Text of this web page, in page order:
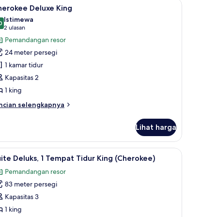
6 Deluxe King
dari 10
Istimewa
2 ulasan
(2
ulasan)
Pemandangan resor
24 meter persegi
1 kamar tidur
Kapasitas 2
1 king
selengkapnya
Lihat harga
setrika
laptop, dan setrika/meja setrika Suite Deluks, 1 Tempat Tidur King
6 Deluks, 1 Tempat Tidur King (Cherokee)
Pemandangan resor
83 meter persegi
Kapasitas 3
1 king